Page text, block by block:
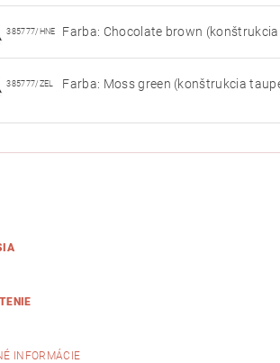
385777/HNE Farba: Chocolate brown
385777/ZEL Farba: Moss green (konštrukcia
INFORMÁCIE